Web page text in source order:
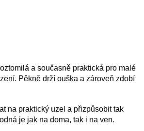
a současně praktická pro malé
Pěkně drží ouška a zároveň zdobí
na praktický uzel a přizpůsobit tak
je jak na doma, tak i na ven.